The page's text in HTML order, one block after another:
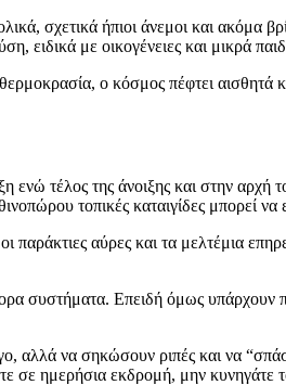
σχετικά ήπιοι άνεμοι και ακόμα
ειδικά με οικογένειες και μικρά
ο κόσμος πέφτει
τέλος της άνοιξης και στην αρχή
τοπικές καταιγίδες μπορεί
παράκτιες αύρες και τα μελτέμια
συστήματα. Επειδή όμως υπάρχουν
αλλά να σηκώσουν ριπές και να
σε ημερήσια εκδρομή, μην